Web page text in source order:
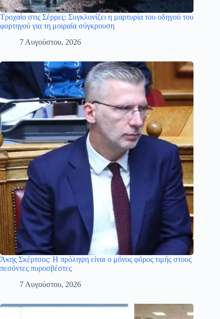
Τροχαίο στις Σέρρες: Συγκλονίζει η μαρτυρία του οδηγού του
φορτηγού για τη μοιραία σύγκρουση
7 Αυγούστου, 2026
Άκης Σκέρτσος: Η πρόληψη είναι ο μόνος φόρος τιμής στους
πεσόντες πυροσβέστες
7 Αυγούστου, 2026